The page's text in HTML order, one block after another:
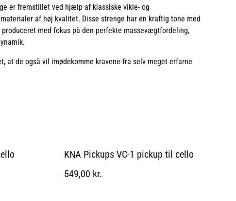
er fremstillet ved hjælp af klassiske vikle- og
af høj kvalitet. Disse strenge har en kraftig tone med
med fokus på den perfekte massevægtfordeling,
at de også vil imødekomme kravene fra selv meget erfarne
KNA Pickups VC-1 pickup til cello
549,00 kr.